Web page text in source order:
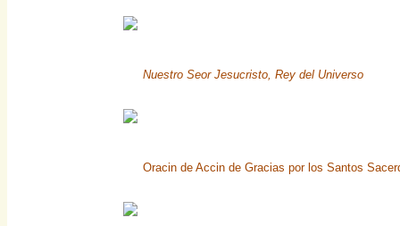
Nuestro Seor Jesucristo, Rey del Universo
Oracin de Accin de Gracias por los Santos